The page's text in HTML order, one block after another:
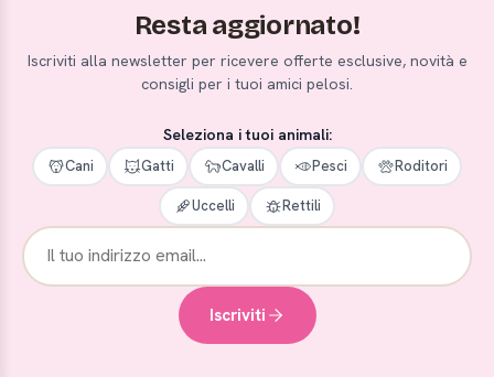
Resta aggiornato!
Iscriviti alla newsletter per ricevere offerte esclusive, novità e
consigli per i tuoi amici pelosi.
Seleziona i tuoi animali:
Cani Gatti Cavalli Pesci Roditori
Uccelli Rettili
Iscriviti